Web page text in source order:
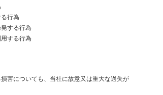
行為
する行為
する行為
害についても、当社に故意又は重大な過失が